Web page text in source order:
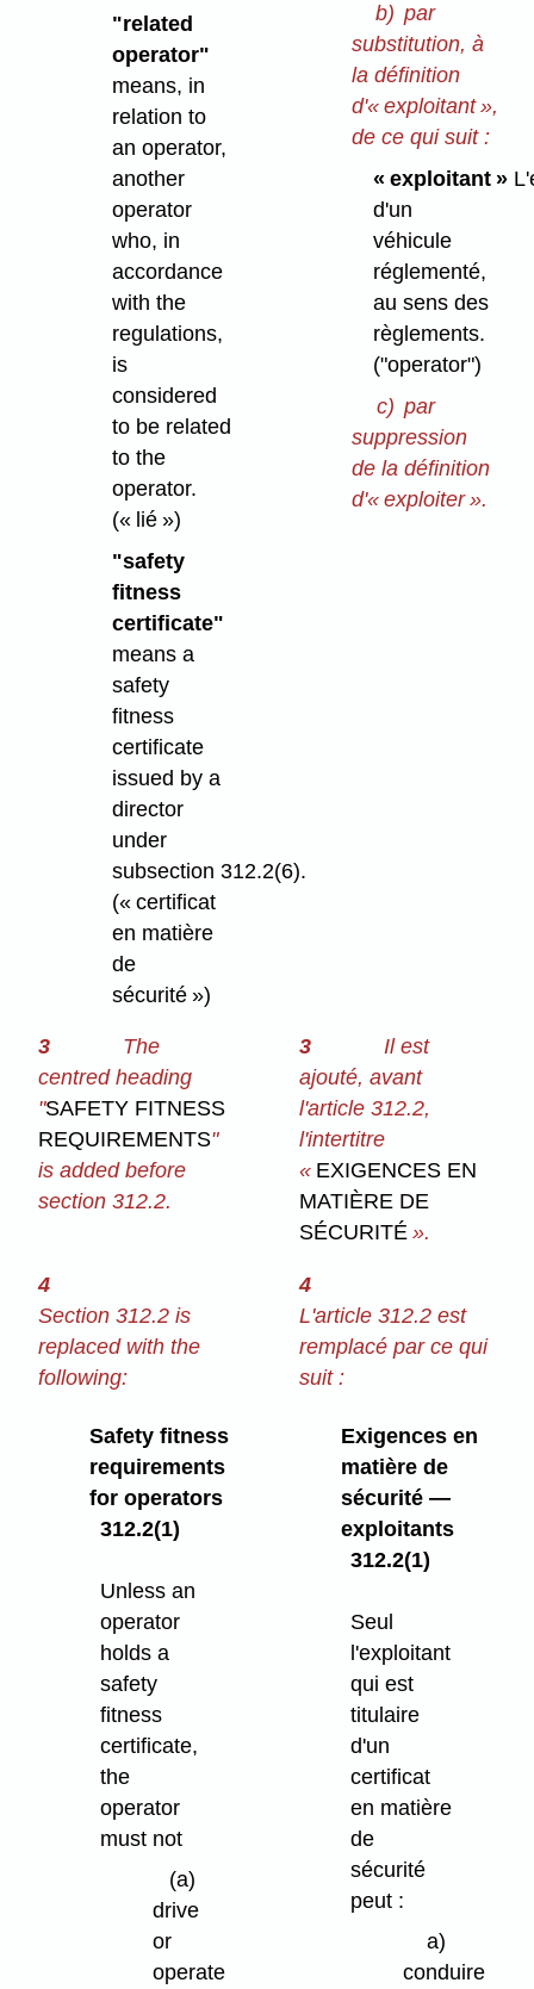
"related
operator"
means, in
relation to
an operator,
another
operator
who, in
accordance
with the
regulations,
is
considered
to be related
to the
operator.
(« lié »)
"safety
fitness
certificate"
means a
safety
fitness
certificate
issued by a
director
under
subsection 312.2(6).
(« certificat
en matière
de
sécurité »)
b) par
substitution, à
la définition
d'« exploitant »,
de ce qui suit :
« exploitant »
d'un
véhicule
réglementé,
au sens des
règlements.
("operator")
c) par
suppression
de la définition
d'« exploiter ».
3
The
centred heading
"SAFETY FITNESS
REQUIREMENTS"
is added before
section 312.2.
3
Il est
ajouté, avant
l'article 312.2,
l'intertitre
« EXIGENCES EN
MATIÈRE DE
SÉCURITÉ ».
4
Section 312.2 is
replaced with the
following:
4
L'article 312.2 est
remplacé par ce qui
suit :
Safety fitness
requirements
for operators
312.2(1)
Unless an
operator
holds a
safety
fitness
certificate,
the
operator
must not
(a)
drive
or
operate
Exigences en
matière de
sécurité —
exploitants
312.2(1)
Seul
l'exploitant
qui est
titulaire
d'un
certificat
en matière
de
sécurité
peut :
a)
conduire